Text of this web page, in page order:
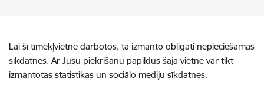
Lai šī tīmekļvietne darbotos, tā izmanto obligāti nepieciešamās
sīkdatnes. Ar Jūsu piekrišanu papildus šajā vietnē var tikt
izmantotas statistikas un sociālo mediju sīkdatnes.